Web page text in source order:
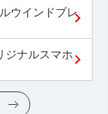
ウインドブレ
ジナルスマホ